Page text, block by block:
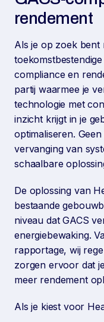
rendement
Als je op zoek bent
compliance en
partij waarmee je
technologie met
inzicht krijgt in je
optimaliseren.
vervanging van
schaalbare
De oplossing van
bestaande
niveau dat GACS
energiebewaking.
rapportage, wij
zorgen ervoor dat
meer rendement
Als je kiest voor